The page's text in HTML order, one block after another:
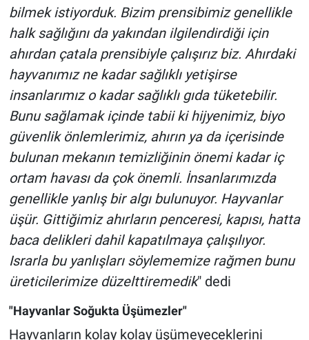
bilmek istiyorduk. Bizim prensibimiz genellikle
halk sağlığını da yakından ilgilendirdiği için
ahırdan çatala prensibiyle çalışırız biz. Ahırdaki
hayvanımız ne kadar sağlıklı yetişirse
insanlarımız o kadar sağlıklı gıda tüketebilir.
Bunu sağlamak içinde tabii ki hijyenimiz, biyo
güvenlik önlemlerimiz, ahırın ya da içerisinde
bulunan mekanın temizliğinin önemi kadar iç
ortam havası da çok önemli. İnsanlarımızda
genellikle yanlış bir algı bulunuyor. Hayvanlar
üşür. Gittiğimiz ahırların penceresi, kapısı, hatta
baca delikleri dahil kapatılmaya çalışılıyor.
Israrla bu yanlışları söylememize rağmen bunu
üreticilerimize düzelttiremedik" dedi
"Hayvanlar Soğukta Üşümezler"
Hayvanların kolay kolay üşümeyeceklerini